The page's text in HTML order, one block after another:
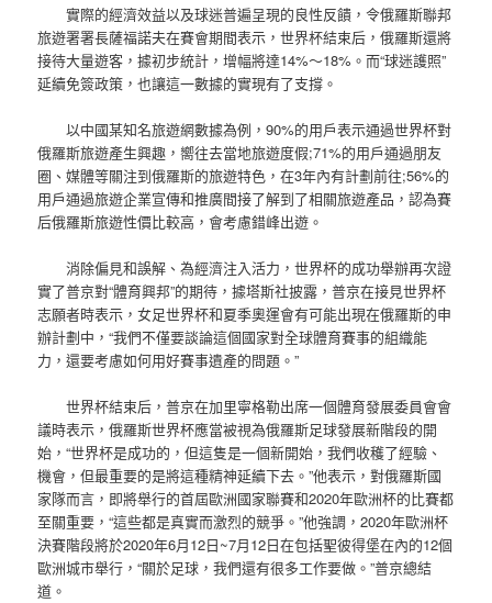
實際的經濟效益以及球迷普遍呈現的良性反饋，令俄羅斯聯邦
旅遊署署長薩福諾夫在賽會期間表示，世界杯結束后，俄羅斯還將
接待大量遊客，據初步統計，增幅將達14%～18%。而“球迷護照”
延續免簽政策，也讓這一數據的實現有了支撐。
以中國某知名旅遊網數據為例，90%的用戶表示通過世界杯對
俄羅斯旅遊產生興趣，嚮往去當地旅遊度假;71%的用戶通過朋友
圈、媒體等關注到俄羅斯的旅遊特色，在3年內有計劃前往;56%的
用戶通過旅遊企業宣傳和推廣間接了解到了相關旅遊產品，認為賽
后俄羅斯旅遊性價比較高，會考慮錯峰出遊。
消除偏見和誤解、為經濟注入活力，世界杯的成功舉辦再次證
實了普京對“體育興邦”的期待，據塔斯社披露，普京在接見世界杯
志願者時表示，女足世界杯和夏季奧運會有可能出現在俄羅斯的申
辦計劃中，“我們不僅要談論這個國家對全球體育賽事的組織能
力，還要考慮如何用好賽事遺產的問題。”
世界杯結束后，普京在加里寧格勒出席一個體育發展委員會會
議時表示，俄羅斯世界杯應當被視為俄羅斯足球發展新階段的開
始，“世界杯是成功的，但這隻是一個新開始，我們收穫了經驗、
機會，但最重要的是將這種精神延續下去。”他表示，對俄羅斯國
家隊而言，即將舉行的首屆歐洲國家聯賽和2020年歐洲杯的比賽都
至關重要，“這些都是真實而激烈的競爭。”他強調，2020年歐洲杯
決賽階段將於2020年6月12日~7月12日在包括聖彼得堡在內的12個
歐洲城市舉行，“關於足球，我們還有很多工作要做。”普京總結
道。